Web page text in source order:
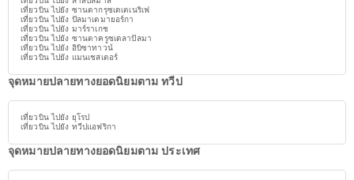
เที่ยวบิน ไปยัง ซานตากรุซเดเตเนริเฟ
เที่ยวบิน ไปยัง ปัลมาเดมายอร์กา
เที่ยวบิน ไปยัง มาร์ราเกช
เที่ยวบิน ไปยัง ซานตาครูซเดลาปัลมา
เที่ยวบิน ไปยัง อิบิซาทาวน์
เที่ยวบิน ไปยัง แมนเชสเตอร์
จุดหมายปลายทางยอดนิยมตาม ทวีป
เที่ยวบิน ไปยัง ยุโรป
เที่ยวบิน ไปยัง ทวีปแอฟริกา
จุดหมายปลายทางยอดนิยมตาม ประเทศ